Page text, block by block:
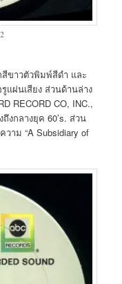
ขาวตัวพิมพ์สีดำ และ
แผ่นเสียง ส่วนด้านล่าง
RECORD CO, INC.,
งกลางยุค 60’s. ส่วน
าม “A Subsidiary of